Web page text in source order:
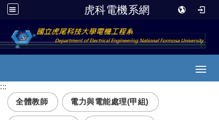
虎科電機系網
跳到主要內容
:::
全體教師
電力與電能處理(甲組)